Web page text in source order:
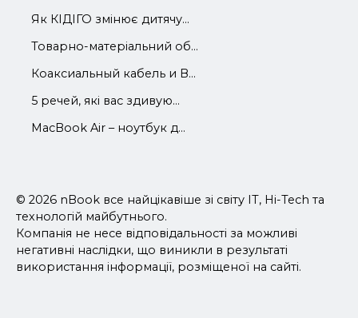
Як КІДІГО змінює дитячу...
Товарно-матеріальний об...
Коаксиальный кабель и В...
5 речей, які вас здивую...
MacBook Air – ноутбук д...
© 2026 nBook все найцікавіше зі світу IT, Hi-Tech та
технологій майбутнього.
Компанія не несе відповідальності за можливі
негативні наслідки, що виникли в результаті
використання інформації, розміщеної на сайті.